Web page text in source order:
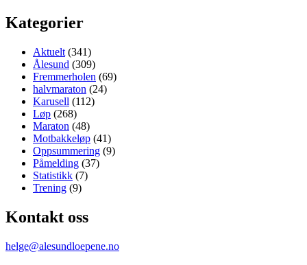
Kategorier
Aktuelt (341)
Ålesund (309)
Fremmerholen (69)
halvmaraton (24)
Karusell (112)
Løp (268)
Maraton (48)
Motbakkeløp (41)
Oppsummering (9)
Påmelding (37)
Statistikk (7)
Trening (9)
Kontakt oss
helge@alesundloepene.no